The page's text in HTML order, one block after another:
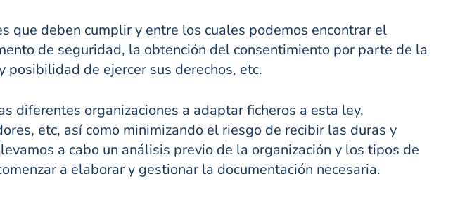
que deben cumplir y entre los cuales podemos encontrar el
de seguridad, la obtención del consentimiento por parte de la
de ejercer sus derechos, etc.
diferentes organizaciones a adaptar ficheros a esta ley,
etc, así como minimizando el riesgo de recibir las duras y
a cabo un análisis previo de la organización y los tipos de
a elaborar y gestionar la documentación necesaria.